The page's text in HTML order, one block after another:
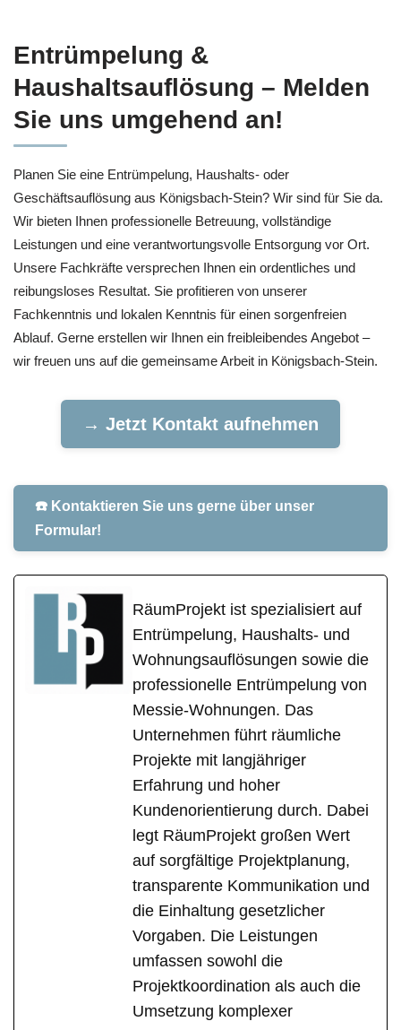
Entrümpelung &
Haushaltsauflösung – Melden
Sie uns umgehend an!
Planen Sie eine Entrümpelung, Haushalts- oder
Geschäftsauflösung aus Königsbach-Stein? Wir sind für Sie da.
Wir bieten Ihnen professionelle Betreuung, vollständige
Leistungen und eine verantwortungsvolle Entsorgung vor Ort.
Unsere Fachkräfte versprechen Ihnen ein ordentliches und
reibungsloses Resultat. Sie profitieren von unserer
Fachkenntnis und lokalen Kenntnis für einen sorgenfreien
Ablauf. Gerne erstellen wir Ihnen ein freibleibendes Angebot –
wir freuen uns auf die gemeinsame Arbeit in Königsbach-Stein.
→ Jetzt Kontakt aufnehmen
☎️ Kontaktieren Sie uns gerne über unser
Formular!
RäumProjekt ist spezialisiert auf
Entrümpelung, Haushalts- und
Wohnungsauflösungen sowie die
professionelle Entrümpelung von
Messie-Wohnungen. Das
Unternehmen führt räumliche
Projekte mit langjähriger
Erfahrung und hoher
Kundenorientierung durch. Dabei
legt RäumProjekt großen Wert
auf sorgfältige Projektplanung,
transparente Kommunikation und
die Einhaltung gesetzlicher
Vorgaben. Die Leistungen
umfassen sowohl die
Projektkoordination als auch die
Umsetzung komplexer